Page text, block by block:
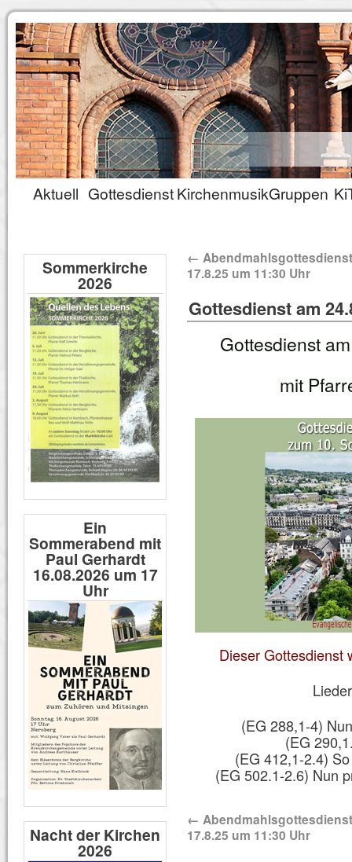
Aktuell GottesdienstKirchenmusikGruppen
←
17.8.25 um 11:30 Uhr
Gottesdienst am
Gottesdienst
mit
Dieser Gottesdienst
(EG 288,1-4)
(EG
(EG 412,1-2.4)
(EG 502.1-2.6) Nun
←
17.8.25 um 11:30 Uhr
Sommerkirche
2026
Ein
Sommerabend mit
Paul Gerhardt
16.08.2026 um 17
Uhr
Nacht der Kirchen
2026